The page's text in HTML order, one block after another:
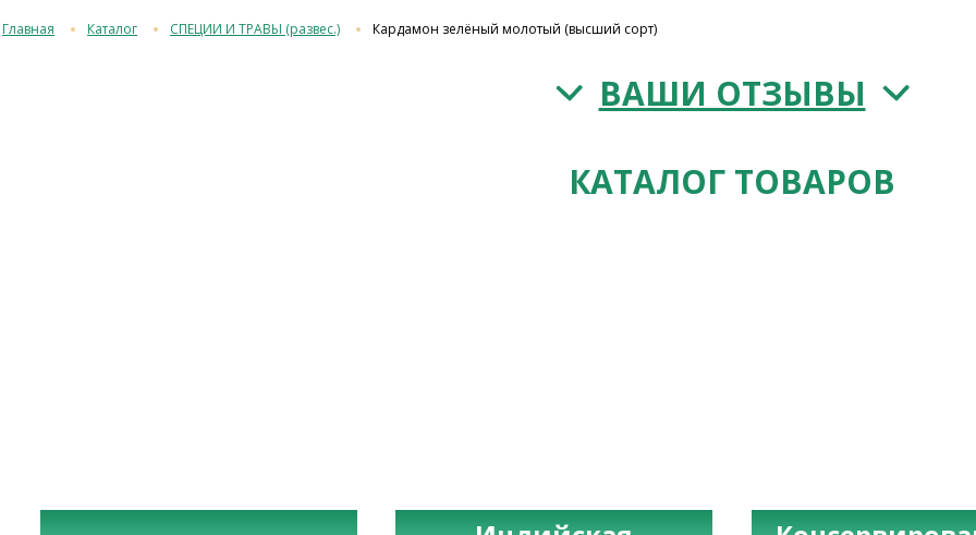
Главная Каталог СПЕЦИИ И ТРАВЫ (развес.) Кардамон зелёный молотый (высший сорт)
ВАШИ ОТЗЫВЫ
КАТАЛОГ ТОВАРОВ